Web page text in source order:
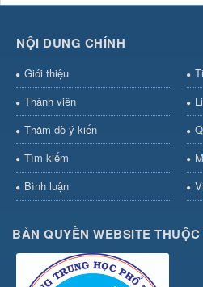
NỘI DUNG CHÍNH
Giới thiệu
Thành viên
Thăm dò ý kiến
Tìm kiếm
Bình luận
BẢN QUYỀN WEBSITE